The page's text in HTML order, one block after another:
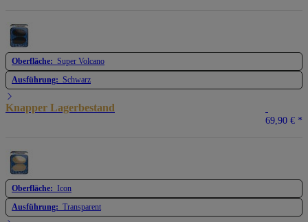
Oberfläche: Super Volcano
Ausführung: Schwarz
Knapper Lagerbestand
69,90 € *
Oberfläche: Icon
Ausführung: Transparent